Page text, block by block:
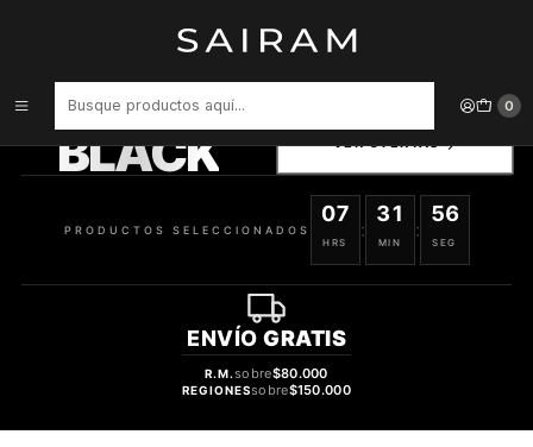
0
Carcasa Ralph Blue 405557292006 Samsung Galaxy S5 Brown
BLACK
SELECCIONADOS
PRODUCTOS SELECCIONADOS
07
HRS
:
31
MIN
:
55
SEG
ENVÍO GRATIS
R.M.sobre$80.000
REGIONESsobre$150.000